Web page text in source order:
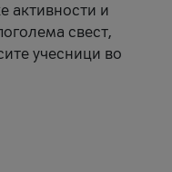
активности и
свест,
учесници во